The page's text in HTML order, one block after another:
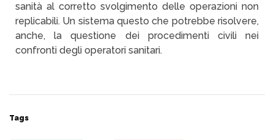
sanità al corretto svolgimento delle operazioni non
replicabili. Un sistema questo che potrebbe risolvere,
anche, la questione dei procedimenti civili nei
confronti degli operatori sanitari.
Tags